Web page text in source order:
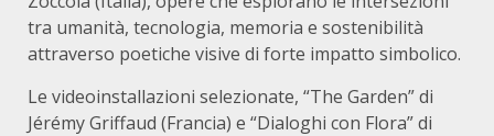
tra umanità, tecnologia, memoria e sostenibilità
attraverso poetiche visive di forte impatto simbolico.
Le videoinstallazioni selezionate, “The Garden” di
Jérémy Griffaud (Francia) e “Dialoghi con Flora” di